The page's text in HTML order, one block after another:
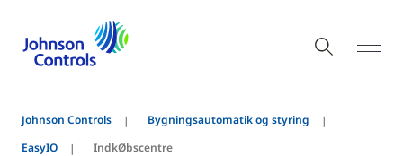
Johnson Controls
Bygningsautomatik og styring
EasyIO
IndkØbscentre